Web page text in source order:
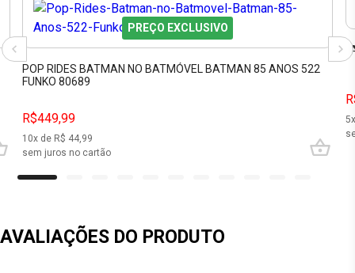
PREÇO EXCLUSIVO
POP RIDES BATMAN NO BATMÓVEL BATMAN 85 ANOS 522
FUNKO 80689
R$449,99
10x de R$ 44,99
sem juros no cartão
5
AVALIAÇÕES DO PRODUTO